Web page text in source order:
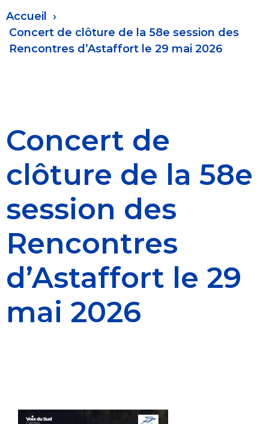
Fil
d'Ariane
Accueil
Concert de clôture de la 58e session des
Rencontres d’Astaffort le 29 mai 2026
Concert de
clôture de la 58e
session des
Rencontres
d’Astaffort le 29
mai 2026